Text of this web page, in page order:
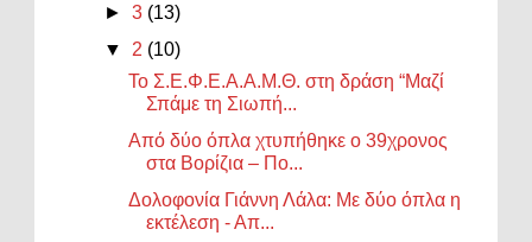
►3 (13)
▼ 2 (10)
Το Σ.Ε.Φ.Ε.Α.Α.Μ.Θ. στη δράση “Μαζί
Σπάμε τη Σιωπή...
Από δύο όπλα χτυπήθηκε ο 39χρονος
στα Βορίζια – Πο...
Δολοφονία Γιάννη Λάλα: Με δύο όπλα η
εκτέλεση - Απ...